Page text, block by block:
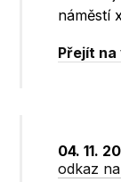
náměstí
Přejít
04. 11.
odkaz